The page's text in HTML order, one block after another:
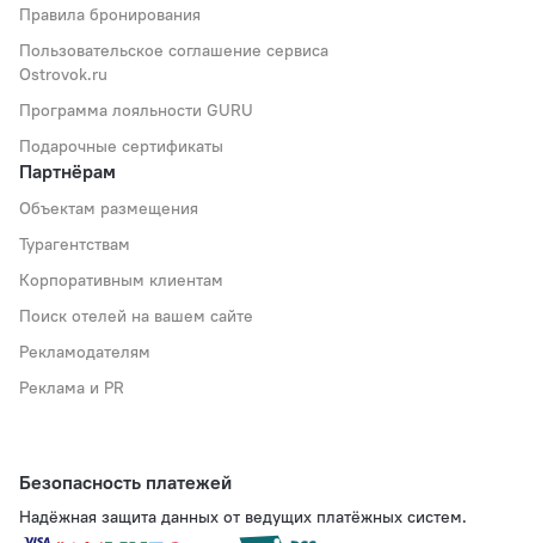
Правила бронирования
Пользовательское соглашение сервиса
Ostrovok.ru
Программа лояльности GURU
Подарочные сертификаты
Партнёрам
Объектам размещения
Турагентствам
Корпоративным клиентам
Поиск отелей на вашем сайте
Рекламодателям
Реклама и PR
Безопасность платежей
Надёжная защита данных от ведущих платёжных систем.